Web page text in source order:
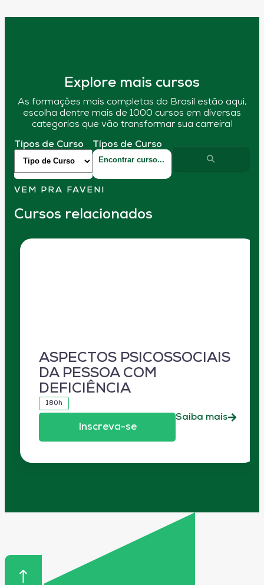
Explore mais cursos
As formações mais completas do Brasil estão aqui,
escolha dentre mais de 1000 cursos em diversas
categorias que vão transformar sua carreira!
Tipos de Curso Tipos de Curso
VEM PRA FAVENI
Cursos relacionados
ASPECTOS PSICOSSOCIAIS
DA PESSOA COM
DEFICIÊNCIA
180h
Inscreva-se
Saiba mais